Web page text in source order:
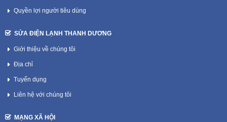
Quyền lợi người tiêu dùng
SỬA ĐIỆN LẠNH THANH DƯƠNG
Giới thiệu về chúng tôi
Địa chỉ
Tuyển dụng
Liên hệ với chúng tôi
MẠNG XÃ HỘI